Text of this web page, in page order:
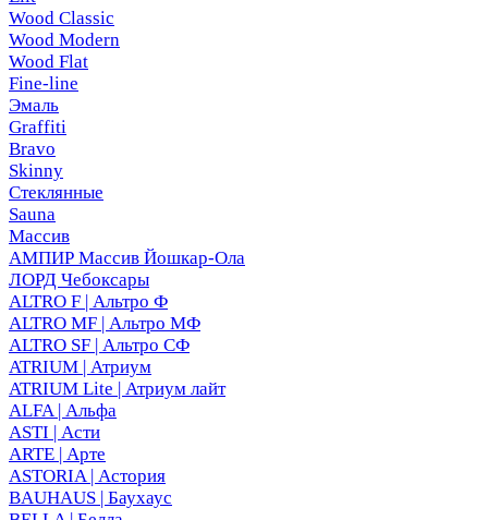
Wood Classic
Wood Modern
Wood Flat
Fine-line
Эмаль
Graffiti
Bravo
Skinny
Стеклянные
Sauna
Массив
АМПИР Массив Йошкар-Ола
ЛОРД Чебоксары
ALTRO F | Альтро Ф
ALTRO MF | Альтро МФ
ALTRO SF | Альтро СФ
ATRIUM | Атриум
ATRIUM Lite | Атриум лайт
ALFA | Альфа
ASTI | Асти
ARTE | Арте
ASTORIA | Астория
BAUHAUS | Баухаус